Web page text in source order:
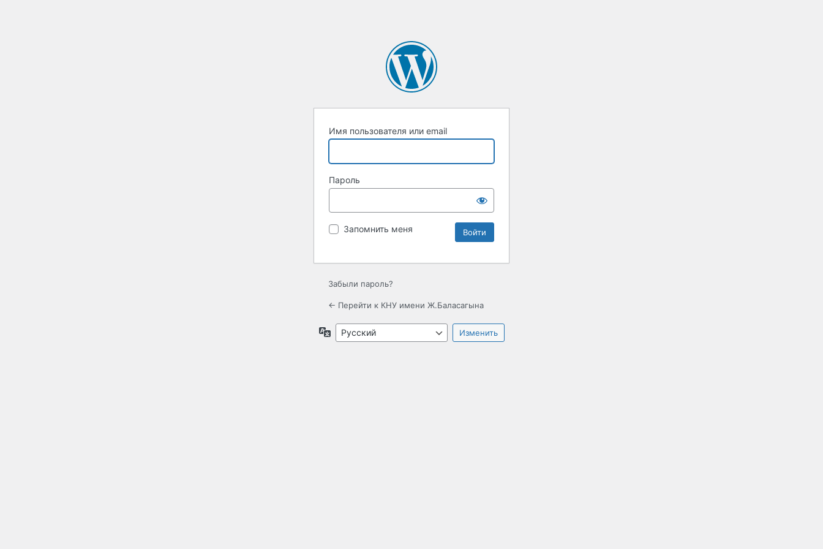
Имя пользователя или email
Пароль
Запомнить меня
Забыли пароль?
← Перейти к КНУ имени Ж.Баласагына
Язык